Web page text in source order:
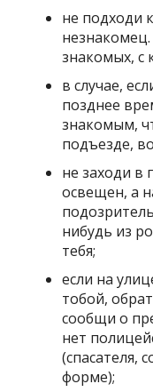
не подходи
знакомых, с
в случае,
позднее
знакомым,
подъезде,
не заходи в
освещен, а
нибудь из
тебя;
если на
тобой,
сообщи о
нет
(спасателя,
форме);